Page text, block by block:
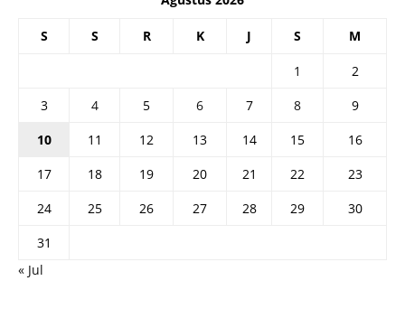
S S R K J S M
1
2
3
4 5 6 7 8
9
10
11 12 13 14 15
16
17
18 19 20 21 22
23
24
25 26 27 28 29
30
31
« Jul